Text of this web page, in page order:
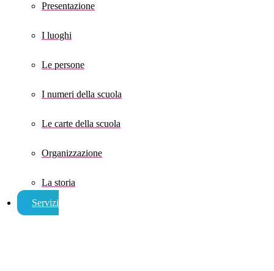
Presentazione
I luoghi
Le persone
I numeri della scuola
Le carte della scuola
Organizzazione
La storia
Servizi